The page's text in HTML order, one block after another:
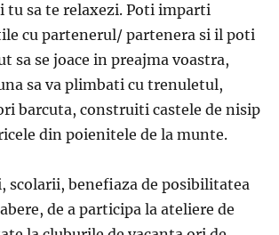
tu sa te relaxezi. Poti imparti
cu partenerul/ partenera si il poti
sa se joace in preajma voastra,
sa va plimbati cu trenuletul,
barcuta, construiti castele de nisip
din poienitele de la munte.
scolarii, benefiaza de posibilitatea
de a participa la ateliere de